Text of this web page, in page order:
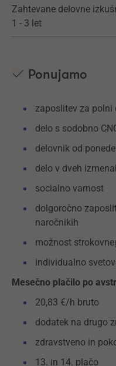
Zahtevane delovne
1 - 3 let
Ponujamo
zaposlitev za polni
delo s sodobno
delovnik od
delo v dveh
socialno varnost
dolgoročno
naročnikih
možnost
individualno
Mesečno plačilo po
20,83 €/h bruto
dodatek na drugo
zdravstveno in
13. in 14. plačo